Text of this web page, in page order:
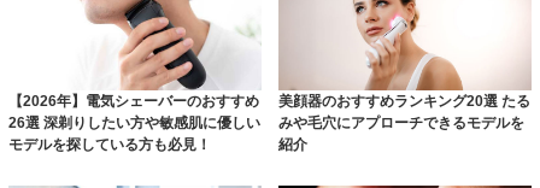
【2026年】電気シェーバーのおすすめ
26選 深剃りしたい方や敏感肌に優しい
モデルを探している方も必見！
美顔器のおすすめランキング20選 たる
みや毛穴にアプローチできるモデルを
紹介